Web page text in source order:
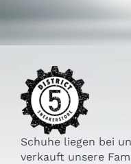
Schuhe liegen bei
verkauft unsere